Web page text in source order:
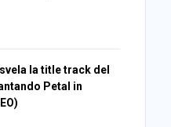
la title track del
Petal in